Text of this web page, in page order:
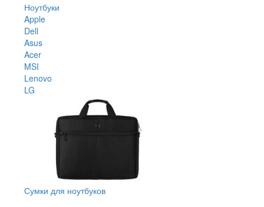
Ноутбуки
Apple
Dell
Asus
Acer
MSI
Lenovo
LG
Сумки для ноутбуков